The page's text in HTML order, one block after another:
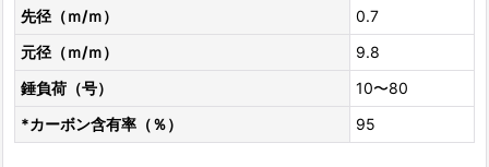
先径（ｍ/ｍ）
0.7
元径（ｍ/ｍ）
9.8
錘負荷（号）
10〜80
*カーボン含有率（％）
95